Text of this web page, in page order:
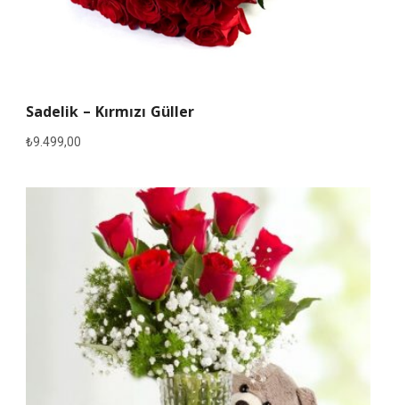
Sadelik – Kırmızı Güller
₺9.499,00